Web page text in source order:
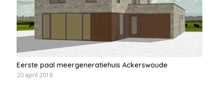
Eerste paal meergeneratiehuis Ackerswoude
20 april 2018